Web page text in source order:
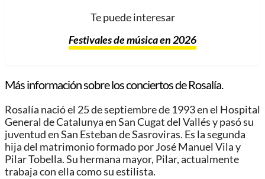
Te puede interesar
Festivales de música en 2026
Más información sobre los conciertos de Rosalía.
Rosalía nació el 25 de septiembre de 1993 en el Hospital
General de Catalunya en San Cugat del Vallés y pasó su
juventud en San Esteban de Sasroviras. Es la segunda
hija del matrimonio formado por José Manuel Vila y
Pilar Tobella. Su hermana mayor, Pilar, actualmente
trabaja con ella como su estilista.